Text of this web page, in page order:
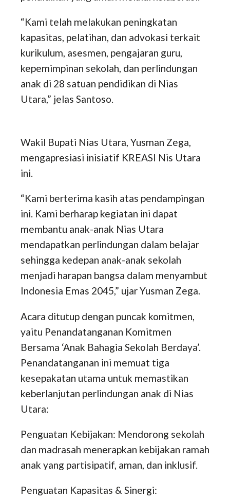
“Kami telah melakukan peningkatan
kapasitas, pelatihan, dan advokasi terkait
kurikulum, asesmen, pengajaran guru,
kepemimpinan sekolah, dan perlindungan
anak di 28 satuan pendidikan di Nias
Utara,” jelas Santoso.
Wakil Bupati Nias Utara, Yusman Zega,
mengapresiasi inisiatif KREASI Nis Utara
ini.
“Kami berterima kasih atas pendampingan
ini. Kami berharap kegiatan ini dapat
membantu anak-anak Nias Utara
mendapatkan perlindungan dalam belajar
sehingga kedepan anak-anak sekolah
menjadi harapan bangsa dalam menyambut
Indonesia Emas 2045,” ujar Yusman Zega.
Acara ditutup dengan puncak komitmen,
yaitu Penandatanganan Komitmen
Bersama ‘Anak Bahagia Sekolah Berdaya’.
Penandatanganan ini memuat tiga
kesepakatan utama untuk memastikan
keberlanjutan perlindungan anak di Nias
Utara:
Penguatan Kebijakan: Mendorong sekolah
dan madrasah menerapkan kebijakan ramah
anak yang partisipatif, aman, dan inklusif.
Penguatan Kapasitas & Sinergi: